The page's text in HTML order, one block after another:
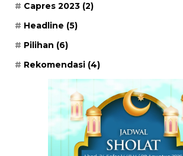
Capres 2023 (2)
Headline (5)
Pilihan (6)
Rekomendasi (4)